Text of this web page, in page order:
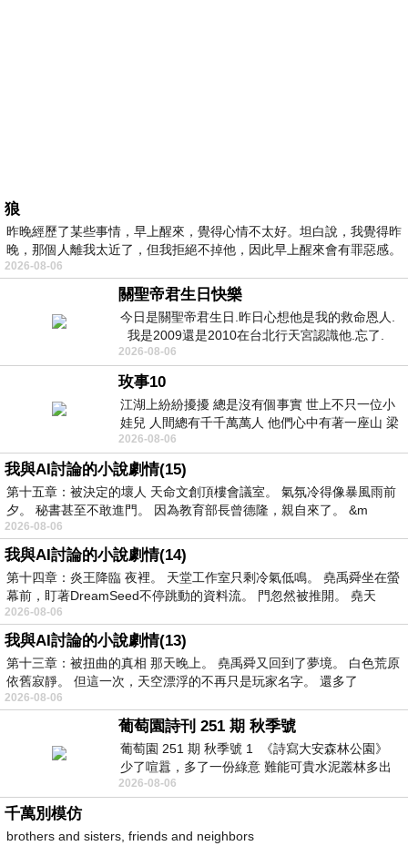
狼
昨晚經歷了某些事情，早上醒來，覺得心情不太好。坦白說，我覺得昨
晚，那個人離我太近了，但我拒絕不掉他，因此早上醒來會有罪惡感。
2026-08-06
關聖帝君生日快樂
今日是關聖帝君生日.昨日心想他是我的救命恩人.
我是2009還是2010在台北行天宮認識他.忘了.
一個奇摩交友的網友學
2026-08-06
玫事10
江湖上紛紛擾擾 總是沒有個事實 世上不只一位小
娃兒 人間總有千千萬萬人 他們心中有著一座山 梁
山佛山泰華衡恆嵩 一山之高
2026-08-06
我與AI討論的小說劇情(15)
第十五章：被決定的壞人 天命文創頂樓會議室。 氣氛冷得像暴風雨前
夕。 秘書甚至不敢進門。 因為教育部長曾德隆，親自來了。 &m
2026-08-06
我與AI討論的小說劇情(14)
第十四章：炎王降臨 夜裡。 天堂工作室只剩冷氣低鳴。 堯禹舜坐在螢
幕前，盯著DreamSeed不停跳動的資料流。 門忽然被推開。 堯天
2026-08-06
我與AI討論的小說劇情(13)
第十三章：被扭曲的真相 那天晚上。 堯禹舜又回到了夢境。 白色荒原
依舊寂靜。 但這一次，天空漂浮的不再只是玩家名字。 還多了
2026-08-06
葡萄園詩刊 251 期 秋季號
葡萄園 251 期 秋季號 1 《詩寫大安森林公園》
少了喧囂，多了一份綠意 難能可貴水泥叢林多出
一
2026-08-06
千萬別模仿
brothers and sisters, friends and neighbors